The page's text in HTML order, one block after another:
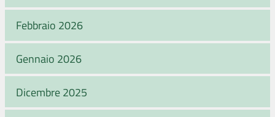
Febbraio 2026
Gennaio 2026
Dicembre 2025